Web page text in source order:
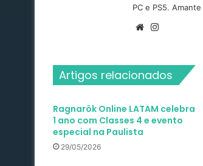
PC e PS5.
Website
Artigos relacionados
Ragnarök Online LATAM celebra
1 ano com Classes 4 e evento
especial na Paulista
29/05/2026